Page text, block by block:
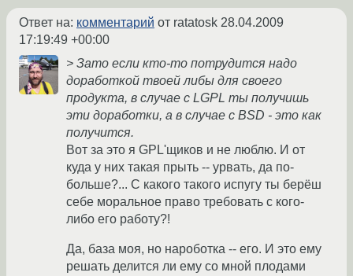
Ответ на: комментарий от ratatosk 28.04.2009
17:19:49 +00:00
> Зато если кто-то потрудится надо
доработкой твоей либы для своего
продукта, в случае с LGPL ты получишь
эти доработки, а в случае с BSD - это как
получится.
Вот за это я GPL'щиков и не люблю. И от
куда у них такая прыть -- урвать, да по-
больше?... С какого такого испугу ты берёш
себе моральное право требовать с кого-
либо его работу?!
Да, база моя, но нароботка -- его. И это ему
решать делится ли ему со мной плодами